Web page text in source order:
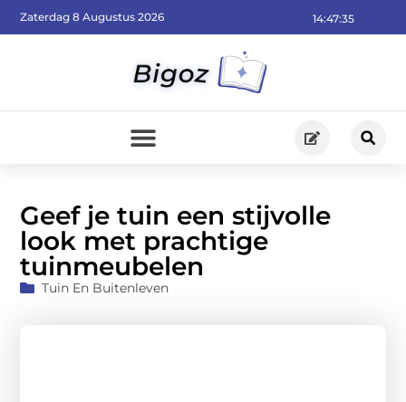
14:47:36
Zaterdag 8 Augustus 2026
Geef je tuin een stijvolle
look met prachtige
tuinmeubelen
Tuin En Buitenleven